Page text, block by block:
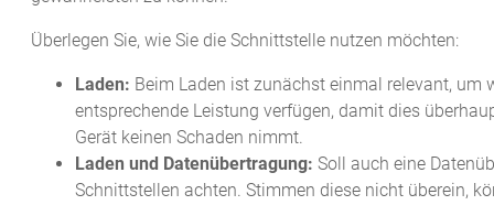
Überlegen Sie, wie Sie die Schnittstelle nutzen möchten:
Laden: Beim Laden ist zunächst einmal relevant, um
entsprechende Leistung verfügen, damit dies
Gerät keinen Schaden nimmt.
Laden und Datenübertragung: Soll auch eine
Schnittstellen achten. Stimmen diese nicht überein,